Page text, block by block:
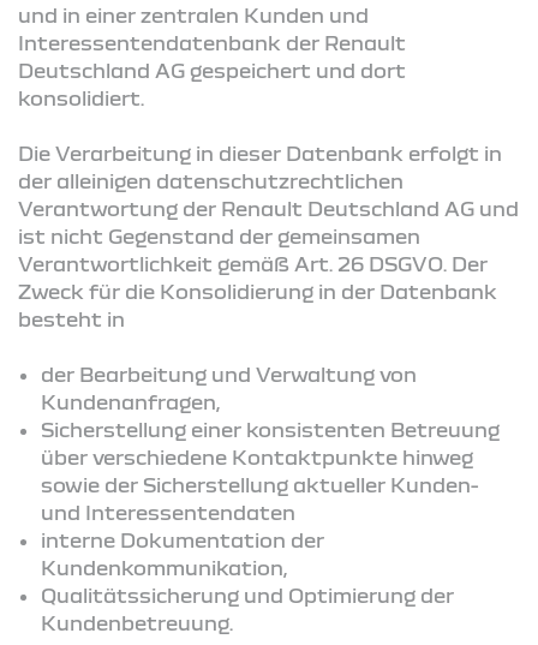
und in einer zentralen Kunden und
Interessentendatenbank der Renault
Deutschland AG gespeichert und dort
konsolidiert.
Die Verarbeitung in dieser Datenbank erfolgt in
der alleinigen datenschutzrechtlichen
Verantwortung der Renault Deutschland AG und
ist nicht Gegenstand der gemeinsamen
Verantwortlichkeit gemäß Art. 26 DSGVO. Der
Zweck für die Konsolidierung in der Datenbank
besteht in
der Bearbeitung und Verwaltung von
Kundenanfragen,
Sicherstellung einer konsistenten Betreuung
über verschiedene Kontaktpunkte hinweg
sowie der Sicherstellung aktueller Kunden-
und Interessentendaten
interne Dokumentation der
Kundenkommunikation,
Qualitätssicherung und Optimierung der
Kundenbetreuung.